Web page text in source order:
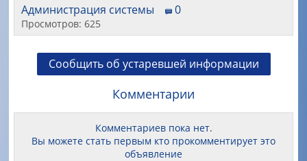
Администрация системы 0
Просмотров: 625
Сообщить об устаревшей информации
Комментарии
Комментариев пока нет.
Вы можете стать первым кто прокомментирует это
объявление